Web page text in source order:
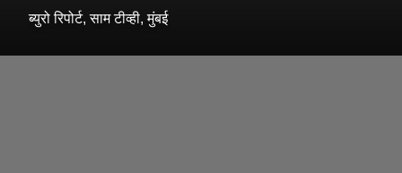
ब्युरो रिपोर्ट, साम टीव्ही, मुंबई